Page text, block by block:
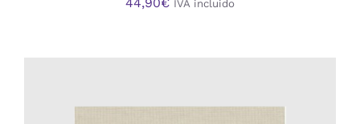
IVA incluido